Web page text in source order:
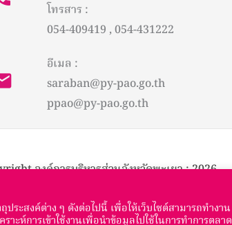
โทรสาร :
054-409419 , 054-431222
อีเมล :
saraban@py-pao.go.th
ppao@py-pao.go.th
องค์การบริหารส่วนจังหวัดพะเยา : 2026
ะสงค์ต่าง ๆ ดังต่อไปนี้ เพื่อให้เว็บไซต์สามารถทำงาน
ะห์การเข้าใช้งานเพื่อนำข้อมูลไปใช้ในการทำการตลาด